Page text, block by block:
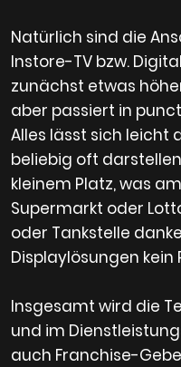
Natürlich sind die
Instore-TV bzw.
zunächst etwas
aber passiert in
Alles lässt sich leicht
beliebig oft
kleinem Platz, was
Supermarkt oder
oder Tankstelle
Displaylösungen
Insgesamt wird die
und im
auch Franchise-